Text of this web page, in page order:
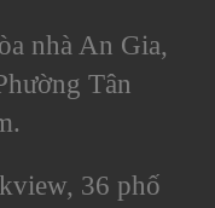
nhà An Gia,
Tân
36 phố